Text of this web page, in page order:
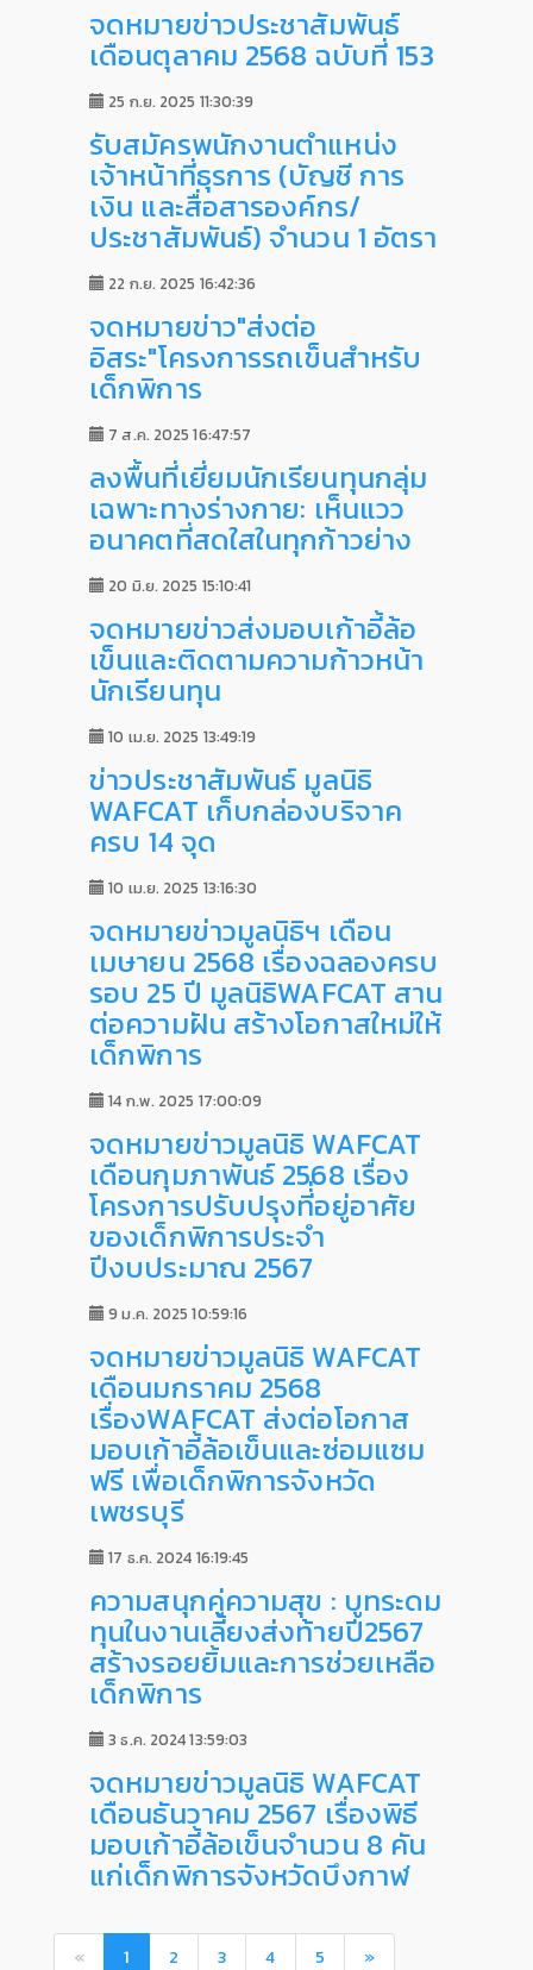
จดหมายข่าวประชาสัมพันธ์
เดือนตุลาคม 2568 ฉบับที่ 153
25 ก.ย. 2025 11:30:39
รับสมัครพนักงานตำแหน่ง
เจ้าหน้าที่ธุรการ (บัญชี การ
เงิน และสื่อสารองค์กร/
ประชาสัมพันธ์) จำนวน 1 อัตรา
22 ก.ย. 2025 16:42:36
จดหมายข่าว"ส่งต่อ
อิสระ"โครงการรถเข็นสำหรับ
เด็กพิการ
7 ส.ค. 2025 16:47:57
ลงพื้นที่เยี่ยมนักเรียนทุนกลุ่ม
เฉพาะทางร่างกาย: เห็นแวว
อนาคตที่สดใสในทุกก้าวย่าง
20 มิ.ย. 2025 15:10:41
จดหมายข่าวส่งมอบเก้าอี้ล้อ
เข็นและติดตามความก้าวหน้า
นักเรียนทุน
10 เม.ย. 2025 13:49:19
ข่าวประชาสัมพันธ์ มูลนิธิ
WAFCAT เก็บกล่องบริจาค
ครบ 14 จุด
10 เม.ย. 2025 13:16:30
จดหมายข่าวมูลนิธิฯ เดือน
เมษายน 2568 เรื่องฉลองครบ
รอบ 25 ปี มูลนิธิWAFCAT สาน
ต่อความฝัน สร้างโอกาสใหม่ให้
เด็กพิการ
14 ก.พ. 2025 17:00:09
จดหมายข่าวมูลนิธิ WAFCAT
เดือนกุมภาพันธ์ 2568 เรื่อง
โครงการปรับปรุงที่่อยู่อาศัย
ของเด็กพิการประจำ
ปีงบประมาณ 2567
9 ม.ค. 2025 10:59:16
จดหมายข่าวมูลนิธิ WAFCAT
เดือนมกราคม 2568
เรื่องWAFCAT ส่งต่อโอกาส
มอบเก้าอี้ล้อเข็นและซ่อมแซม
ฟรี เพื่อเด็กพิการจังหวัด
เพชรบุรี
17 ธ.ค. 2024 16:19:45
ความสนุกคู่ความสุข : บูทระดม
ทุนในงานเลี้ยงส่งท้ายปี2567
สร้างรอยยิ้มและการช่วยเหลือ
เด็กพิการ
3 ธ.ค. 2024 13:59:03
จดหมายข่าวมูลนิธิ WAFCAT
เดือนธันวาคม 2567 เรื่องพิธี
มอบเก้าอี้ล้อเข็นจำนวน 8 คัน
แก่เด็กพิการจังหวัดบึงกาฬ
« 1 2 3 4 5 »